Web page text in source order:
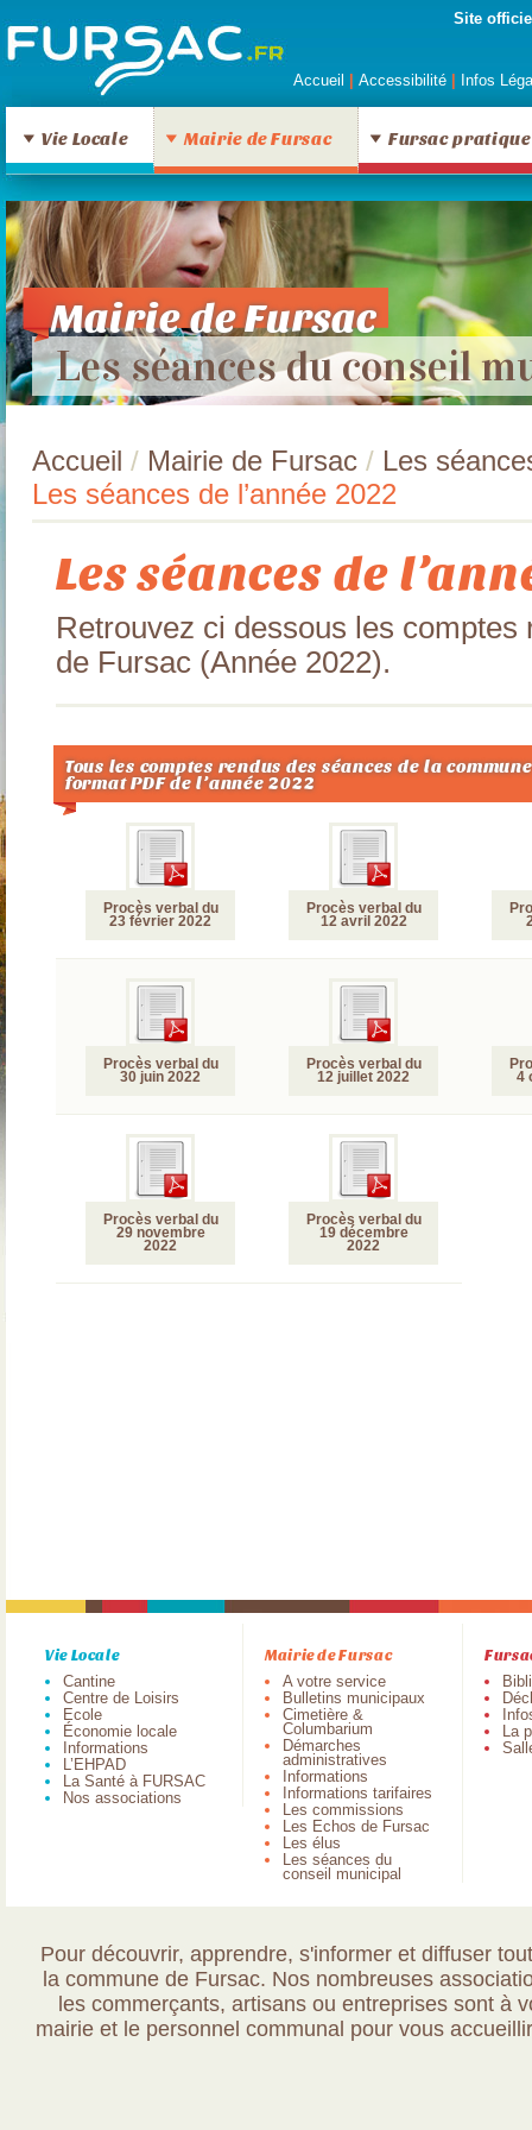
Site
Accueil Accessibilité Infos
Vie Locale Mairie de Fursac Fursac pratique
Mairie de Fursac
Les séances du conseil
Accueil / Mairie de Fursac / Les
Les séances de l’année 2022
Les séances de
Retrouvez ci dessous les comptes
de Fursac (Année 2022).
Tous les comptes rendus des séances de la
format PDF de l’année 2022
Procès verbal du
23 février 2022
Procès verbal du
12 avril 2022
Procès verbal du
30 juin 2022
Procès verbal du
12 juillet 2022
4
Procès verbal du
29 novembre
2022
Procès verbal du
19 décembre
2022
Vie Locale
Cantine
Centre de Loisirs
Ecole
Économie locale
Informations
L’EHPAD
La Santé à FURSAC
Nos associations
Mairie de Fursac
A votre service
Bulletins municipaux
Cimetière &
Columbarium
Démarches
administratives
Informations
Informations tarifaires
Les commissions
Les Echos de Fursac
Les élus
Les séances du
conseil municipal
La
Pour découvrir, apprendre, s'informer et diffuser
la commune de Fursac. Nos nombreuses
les commerçants, artisans ou entreprises sont à
mairie et le personnel communal pour vous